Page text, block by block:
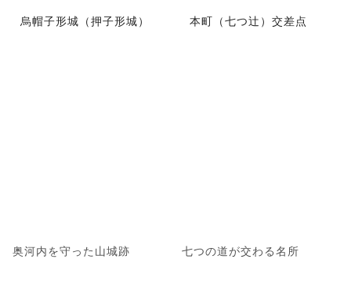
烏帽子形城（押子形城）
奥河内を守った山城跡
本町（七つ辻）交差点
七つの道が交わる名所